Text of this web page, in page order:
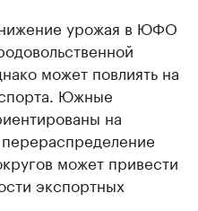
урожая в ЮФО
может повлиять на
Южные
на
может привести
экспортных